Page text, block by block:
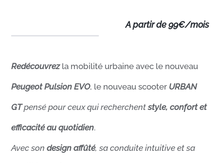
A partir de 99€/mois
Redécouvrezla mobilité urbaine avec le nouveau
Peugeot Pulsion EVO, le nouveau scooter URBAN
GT pensé pour ceux qui recherchentstyle, confort et
efficacité au quotidien.
Avec son design affûté, sa conduite intuitive et sa